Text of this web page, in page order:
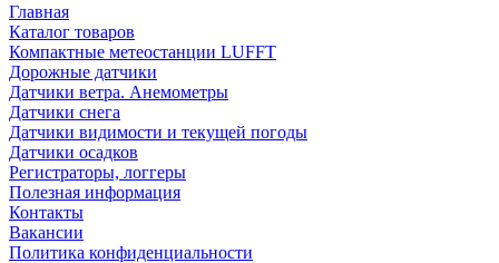
Главная
Каталог товаров
Компактные метеостанции LUFFT
Дорожные датчики
Датчики ветра. Анемометры
Датчики снега
Датчики видимости и текущей погоды
Датчики осадков
Регистраторы, логгеры
Полезная информация
Контакты
Вакансии
Политика конфиденциальности